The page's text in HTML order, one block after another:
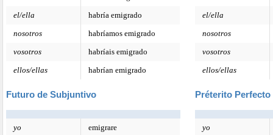
el/ella
habría emigrado
nosotros
habríamos emigrado
vosotros
habríais emigrado
ellos/ellas
habrían emigrado
el/ella
nosotros
vosotros
ellos/ellas
Futuro de Subjuntivo
yo
emigrare
Préterito
yo